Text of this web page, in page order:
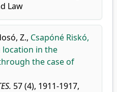
Law
Z., Csapóné Riskó,
location in the
the case of
57 (4), 1911-1917,